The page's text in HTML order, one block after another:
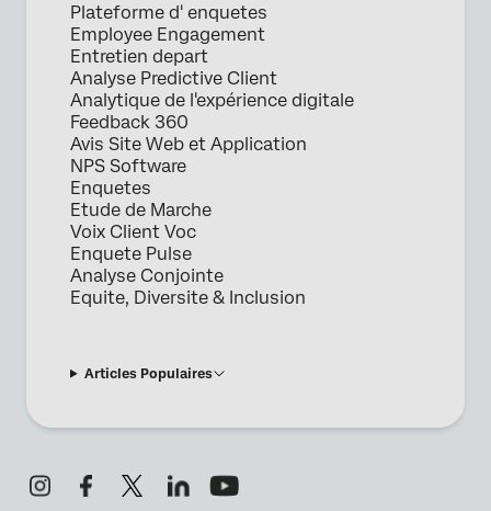
Plateforme d' enquetes
Employee Engagement
Entretien depart
Analyse Predictive Client
Analytique de l'expérience digitale
Feedback 360
Avis Site Web et Application
NPS Software
Enquetes
Etude de Marche
Voix Client Voc
Enquete Pulse
Analyse Conjointe
Equite, Diversite & Inclusion
Articles Populaires